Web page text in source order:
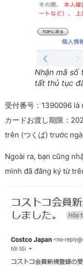
Nhận mã số
tất thủ tục
受付番号：1390096
カードお渡し期限：
trên (つくば) trước
Ngoài ra, bạn cũng
mình đã đăng ký từ